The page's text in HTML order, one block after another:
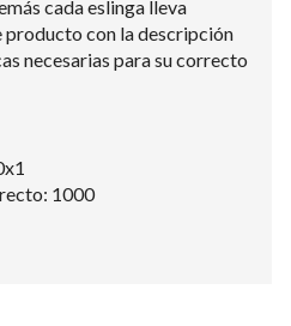
cada eslinga lleva
producto con la descripción
necesarias para su correcto
1000